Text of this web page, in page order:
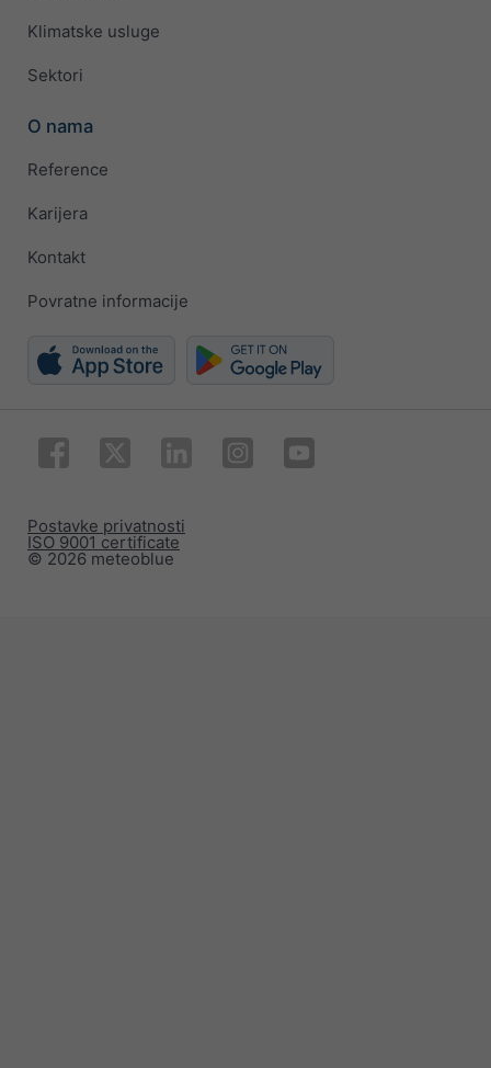
Klimatske usluge
Sektori
O nama
Reference
Karijera
Kontakt
Povratne informacije
© 2026 meteoblue
ISO 9001 certificate
Postavke privatnosti